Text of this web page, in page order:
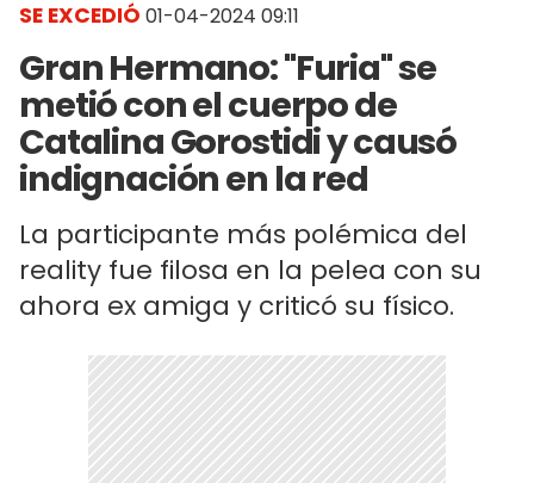
SE EXCEDIÓ 01-04-2024 09:11
Gran Hermano: "Furia" se
metió con el cuerpo de
Catalina Gorostidi y causó
indignación en la red
La participante más polémica del
reality fue filosa en la pelea con su
ahora ex amiga y criticó su físico.